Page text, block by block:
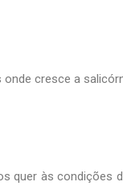
cresce a
quer às condições